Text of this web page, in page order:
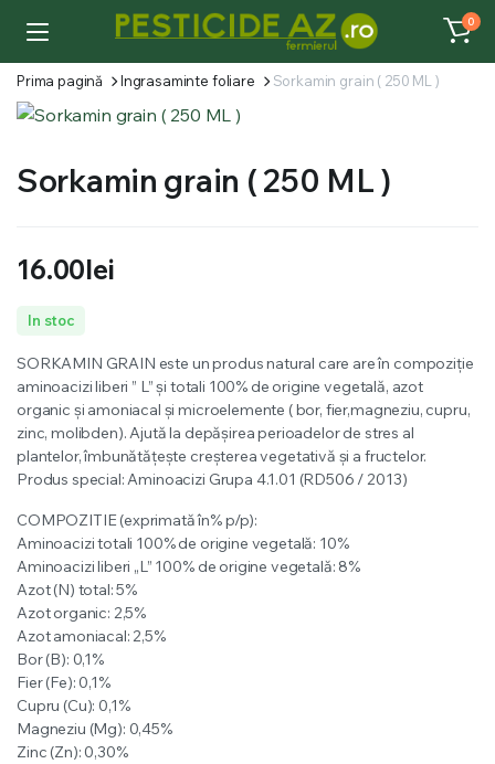
0
Prima pagină Ingrasaminte foliare Sorkamin grain ( 250 ML )
Sorkamin grain ( 250 ML )
16.00lei
In stoc
SORKAMIN GRAIN este un produs natural care are în compoziție
aminoacizi liberi ” L” și totali 100% de origine vegetală, azot
organic și amoniacal și microelemente ( bor, fier,magneziu, cupru,
zinc, molibden). Ajută la depășirea perioadelor de stres al
plantelor, îmbunătățește creșterea vegetativă și a fructelor.
Produs special: Aminoacizi Grupa 4.1.01 (RD506 / 2013)
COMPOZITIE (exprimată în% p/p):
Aminoacizi totali 100% de origine vegetală: 10%
Aminoacizi liberi „L” 100% de origine vegetală: 8%
Azot (N) total: 5%
Azot organic: 2,5%
Azot amoniacal: 2,5%
Bor (B): 0,1%
Fier (Fe): 0,1%
Cupru (Cu): 0,1%
Magneziu (Mg): 0,45%
Zinc (Zn): 0,30%